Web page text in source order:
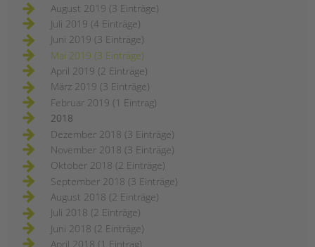
August 2019 (3 Einträge)
Juli 2019 (4 Einträge)
Juni 2019 (3 Einträge)
Mai 2019 (3 Einträge)
April 2019 (2 Einträge)
März 2019 (3 Einträge)
Februar 2019 (1 Eintrag)
2018
Dezember 2018 (3 Einträge)
November 2018 (3 Einträge)
Oktober 2018 (2 Einträge)
September 2018 (3 Einträge)
August 2018 (2 Einträge)
Juli 2018 (2 Einträge)
Juni 2018 (2 Einträge)
April 2018 (1 Eintrag)